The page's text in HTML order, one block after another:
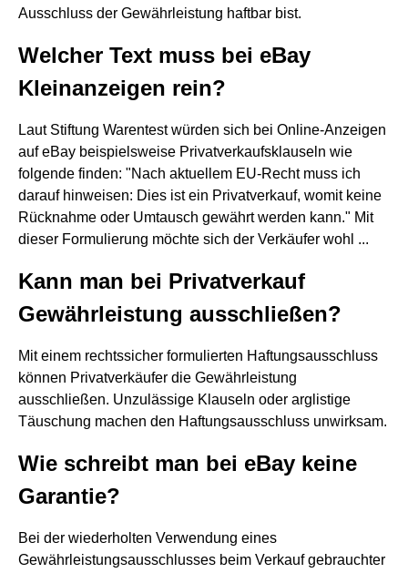
Ausschluss der Gewährleistung haftbar bist.
Welcher Text muss bei eBay
Kleinanzeigen rein?
Laut Stiftung Warentest würden sich bei Online-Anzeigen
auf eBay beispielsweise Privatverkaufsklauseln wie
folgende finden: "Nach aktuellem EU-Recht muss ich
darauf hinweisen: Dies ist ein Privatverkauf, womit keine
Rücknahme oder Umtausch gewährt werden kann." Mit
dieser Formulierung möchte sich der Verkäufer wohl ...
Kann man bei Privatverkauf
Gewährleistung ausschließen?
Mit einem rechtssicher formulierten Haftungsausschluss
können Privatverkäufer die Gewährleistung
ausschließen. Unzulässige Klauseln oder arglistige
Täuschung machen den Haftungsausschluss unwirksam.
Wie schreibt man bei eBay keine
Garantie?
Bei der wiederholten Verwendung eines
Gewährleistungsausschlusses beim Verkauf gebrauchter